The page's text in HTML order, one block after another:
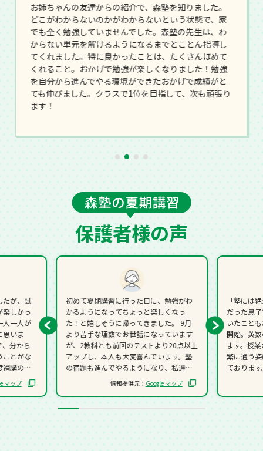
お姉ちゃんの友達からの紹介で、森塾を知りました。
どこがわからないのかがわからないという状態で、家
でも全く勉強していませんでした。森塾の先生は、わ
からない単元を解けるようになるまでとことん指導し
てくれました。特に良かったことは、たくさんほめて
くれること。おかげで勉強が楽しくなりました！勉強
を自分から進んでやる環境ができたおかげで成績がと
ても伸びました。クラスで1位を目指して、次も頑張り
ます！
保護者様の声
たが、試
楽しかっ
人一人が
思いま
分から
ことがな
講のよ
預けられ
塾や勉強
ついた
マップ
初めて夏期講習に行った日に、勉強がわ
かるようになってちょっと楽しくなっ
た！と嬉しそうに帰ってきました。 9月
より苦手な理数でお世話になっています
が、2教科とも前回のテストより20点以上
アップし、本人も大変喜んでいます。塾
の宿題も進んでやるようになり、私達も
嬉しいです。今後ともよろしくお願い致
情報提供元： Google マップ
「塾には
だった息
いたこと
開始。英
ます。授
繁に通う
ておりま
めてから
点数がUP
は目標ま
しがって
います！